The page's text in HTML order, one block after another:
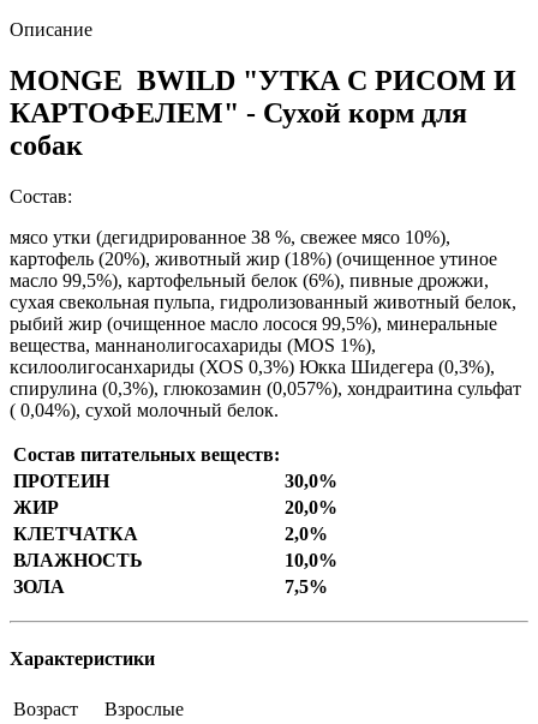
Описание
MONGE BWILD "УТКА С РИСОМ И
КАРТОФЕЛЕМ" - Сухой корм для
собак
Состав:
мясо утки (дегидрированное 38 %, свежее мясо 10%),
картофель (20%), животный жир (18%) (очищенное утиное
масло 99,5%), картофельный белок (6%), пивные дрожжи,
сухая свекольная пульпа, гидролизованный животный белок,
рыбий жир (очищенное масло лосося 99,5%), минеральные
вещества, маннанолигосахариды (МOS 1%),
ксилоолигосанхариды (ХОS 0,3%) Юкка Шидегера (0,3%),
спирулина (0,3%), глюкозамин (0,057%), хондраитина сульфат
( 0,04%), сухой молочный белок.
Состав питательных веществ:
ПРОТЕИН
30,0%
ЖИР
20,0%
КЛЕТЧАТКА
2,0%
ВЛАЖНОСТЬ
10,0%
ЗОЛА
7,5%
Характеристики
Возраст
Взрослые